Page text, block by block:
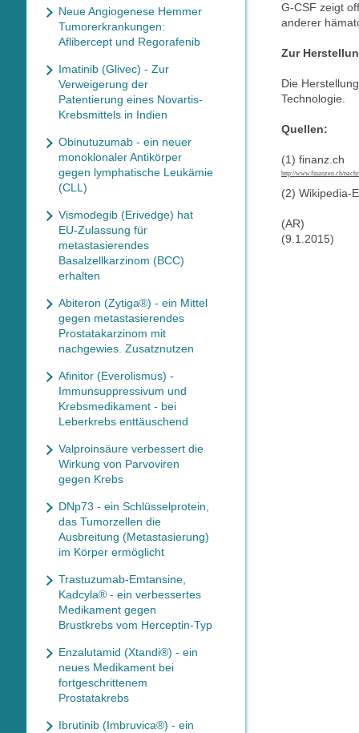
G-CSF zeigt
anderer
Zur
Die
Technologie.
Quellen:
(1) finanz.ch
http://www.finanzen.ch/
(2) Wikipedia-
(AR)
(9.1.2015)
Neue Angiogenese Hemmer
Tumorerkrankungen:
Aflibercept und Regorafenib
Imatinib (Glivec) - Zur
Verweigerung der
Patentierung eines Novartis-
Krebsmittels in Indien
Obinutuzumab - ein neuer
monoklonaler Antikörper
gegen lymphatische Leukämie
(CLL)
Vismodegib (Erivedge) hat
EU-Zulassung für
metastasierendes
Basalzellkarzinom (BCC)
erhalten
Abiteron (Zytiga®) - ein Mittel
gegen metastasierendes
Prostatakarzinom mit
nachgewies. Zusatznutzen
Afinitor (Everolismus) -
Immunsuppressivum und
Krebsmedikament - bei
Leberkrebs enttäuschend
Valproinsäure verbessert die
Wirkung von Parvoviren
gegen Krebs
DNp73 - ein Schlüsselprotein,
das Tumorzellen die
Ausbreitung (Metastasierung)
im Körper ermöglicht
Trastuzumab-Emtansine,
Kadcyla® - ein verbessertes
Medikament gegen
Brustkrebs vom Herceptin-Typ
Enzalutamid (Xtandi®) - ein
neues Medikament bei
fortgeschrittenem
Prostatakrebs
Ibrutinib (Imbruvica®) - ein